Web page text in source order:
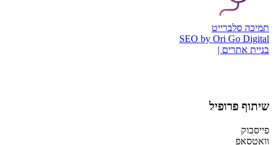
תמיכה סלברייט
SEO by Ori Go Digital
בניית אתרים |
שיתוף פרופיל
פייסבוק
וואטסאפ